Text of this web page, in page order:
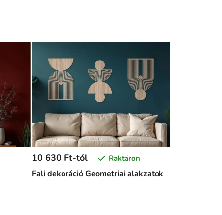
Fali dekoráció Geometriai alakzatok
10 630 Ft-tól Raktáron